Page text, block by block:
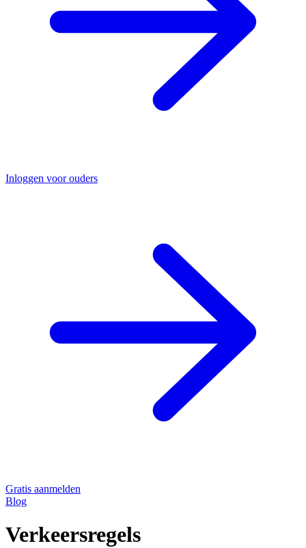
Inloggen voor ouders
Gratis aanmelden
Blog
Verkeersregels